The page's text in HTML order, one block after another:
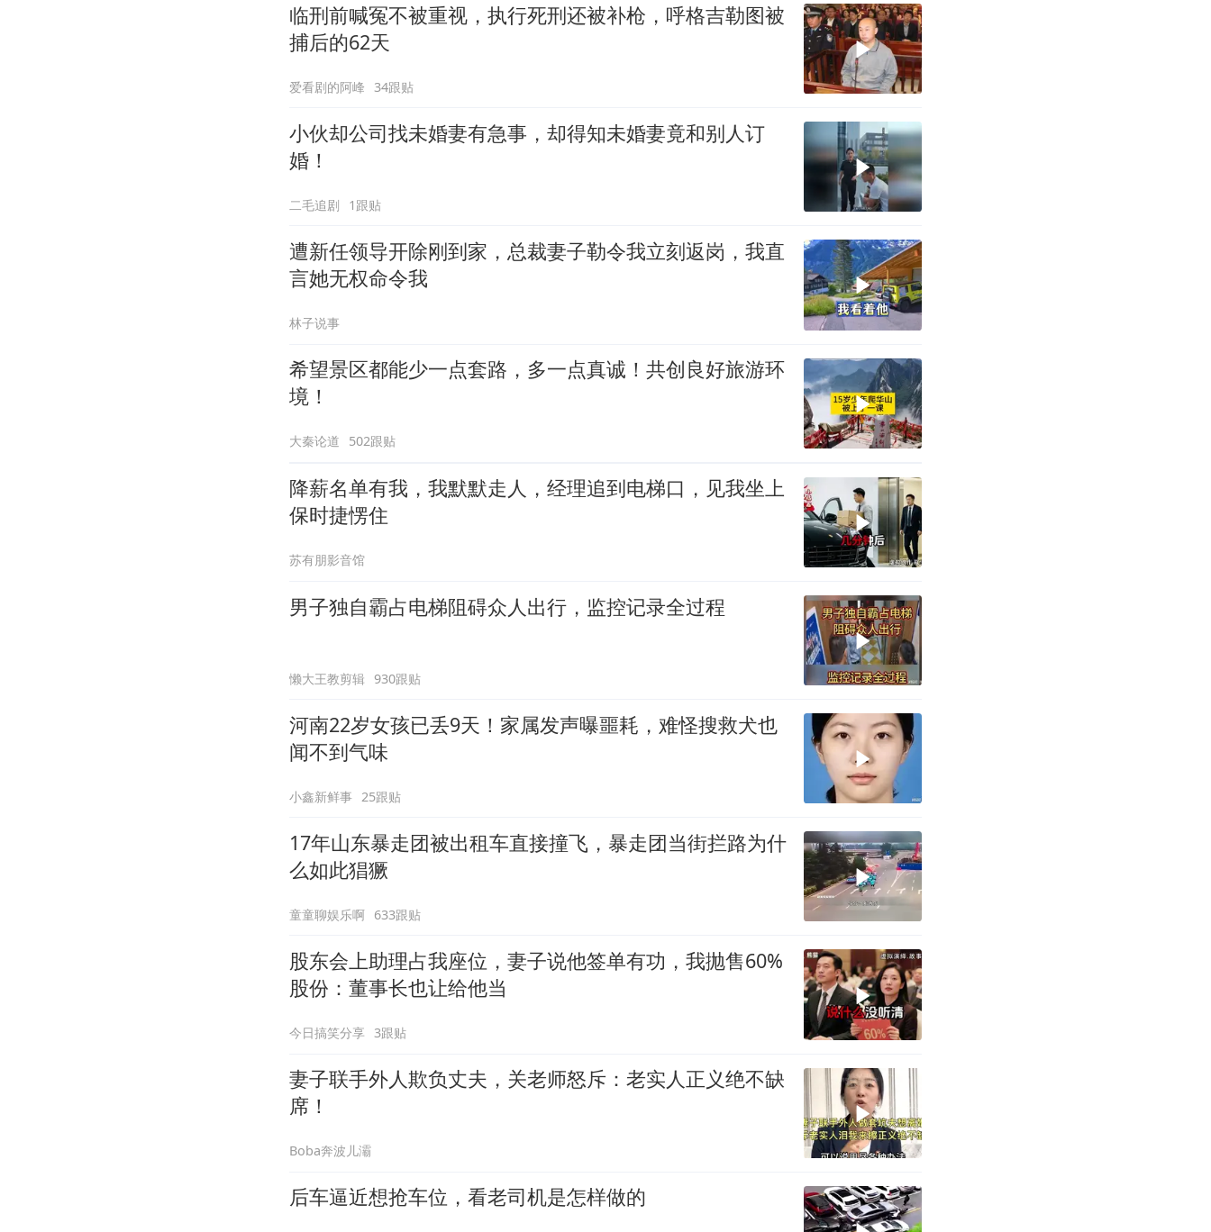
临刑前喊冤不被重视，执行死刑还被补枪，呼格吉勒图被
捕后的62天
爱看剧的阿峰 34跟贴
小伙却公司找未婚妻有急事，却得知未婚妻竟和别人订
婚！
二毛追剧 1跟贴
遭新任领导开除刚到家，总裁妻子勒令我立刻返岗，我直
言她无权命令我
林子说事
希望景区都能少一点套路，多一点真诚！共创良好旅游环
境！
大秦论道 502跟贴
降薪名单有我，我默默走人，经理追到电梯口，见我坐上
保时捷愣住
苏有朋影音馆
男子独自霸占电梯阻碍众人出行，监控记录全过程
懒大王教剪辑 930跟贴
河南22岁女孩已丢9天！家属发声曝噩耗，难怪搜救犬也
闻不到气味
小鑫新鲜事 25跟贴
17年山东暴走团被出租车直接撞飞，暴走团当街拦路为什
么如此猖獗
童童聊娱乐啊 633跟贴
股东会上助理占我座位，妻子说他签单有功，我抛售60%
股份：董事长也让给他当
今日搞笑分享 3跟贴
妻子联手外人欺负丈夫，关老师怒斥：老实人正义绝不缺
席！
Boba奔波儿灞
后车逼近想抢车位，看老司机是怎样做的